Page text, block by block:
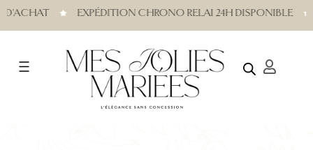
EXPÉDITION CHRONO RELAI 24H DISPONIBLE